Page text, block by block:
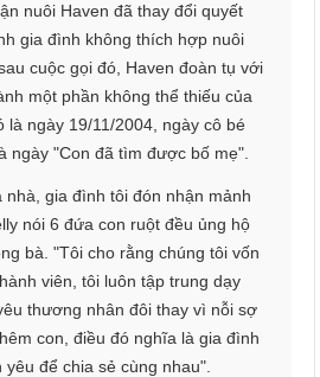
nuôi Haven đã thay đổi quyết
gia đình không thích hợp nuôi
cuộc gọi đó, Haven đoàn tụ với
một phần không thể thiếu của
là ngày 19/11/2004, ngày cô bé
ngày "Con đã tìm được bố mẹ".
gia đình tôi đón nhận mảnh
nói 6 đứa con ruột đều ủng hộ
bà. "Tôi cho rằng chúng tôi vốn
viên, tôi luôn tập trung dạy
thương nhân đôi thay vì nỗi sợ
con, điều đó nghĩa là gia đình
để chia sẻ cùng nhau".